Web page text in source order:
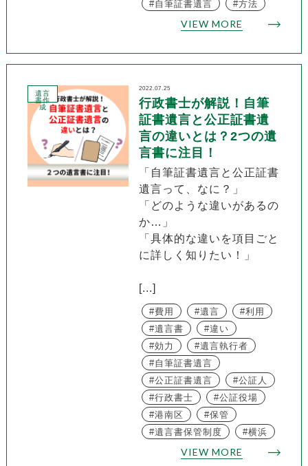
自筆証書遺言 方法
VIEW MORE
遺言
書作
成
2022.07.25
行政書士が解説！自筆
証書遺言と公正証書遺
言の違いとは？2つの遺
言書に注目！
「自筆証書遺言と公正証書
遺言って、なに？」
「どのような違いがあるの
か…」
「具体的な違いを項目ごと
に詳しく知りたい！」
[...]
費用 遺言
利用
遺言書
違い
効力
遺言執行者
自筆証書遺言
公正証書遺言
公証人
行政書士
公証役場
港南区
保管
遺言書保管制度
横浜
VIEW MORE